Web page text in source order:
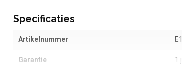
Specificaties
Artikelnummer
Garantie 1